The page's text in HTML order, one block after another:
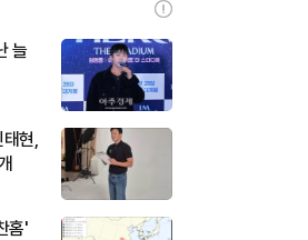
늘
현,
홈'